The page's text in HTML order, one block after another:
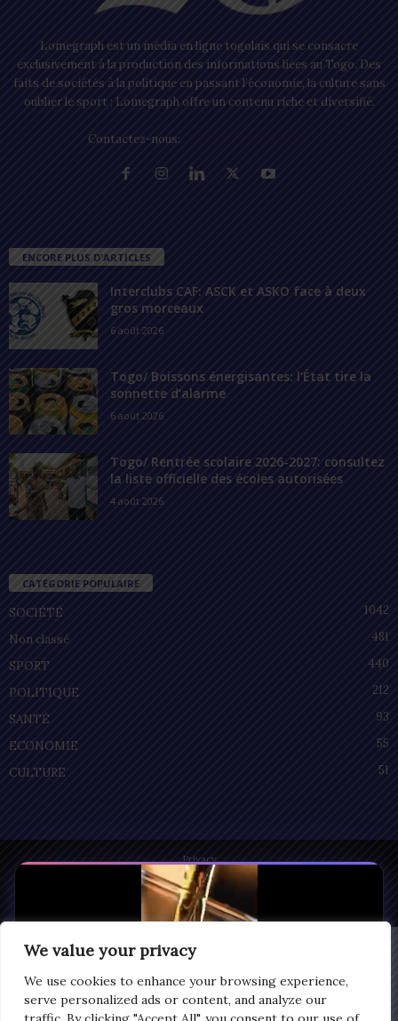
We value your privacy
We use cookies to enhance your browsing experience,
serve personalized ads or content, and analyze our
Lomegraph est un média en ligne togolais qui se consacre
exclusivement à la production des informations liées au Togo. Des
faits de sociétés à la politique en passant l’économie, la culture sans
oublier le sport ; Lomegraph offre un contenu riche et diversifié.
Contactez-nous:
ENCORE PLUS D'ARTICLES
Interclubs CAF: ASCK et ASKO face à deux
gros morceaux
6 août 2026
Togo/ Boissons énergisantes: l’État tire la
sonnette d’alarme
6 août 2026
Togo/ Rentrée scolaire 2026-2027: consultez
la liste officielle des écoles autorisées
4 août 2026
CATÉGORIE POPULAIRE
SOCIÉTÉ
1042
Non classé
481
SPORT
440
POLITIQUE
212
SANTÉ
93
ECONOMIE
55
CULTURE
51
Privacy
© Copyright 2025 | LOMEGRAPH
All rights reserved